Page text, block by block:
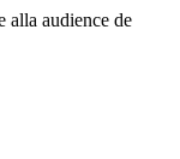
alla audience de